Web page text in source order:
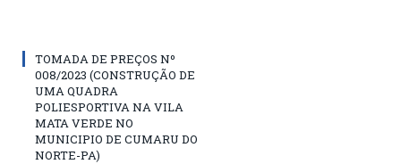
TOMADA DE PREÇOS Nº
008/2023 (CONSTRUÇÃO DE
UMA QUADRA
POLIESPORTIVA NA VILA
MATA VERDE NO
MUNICIPIO DE CUMARU DO
NORTE-PA)